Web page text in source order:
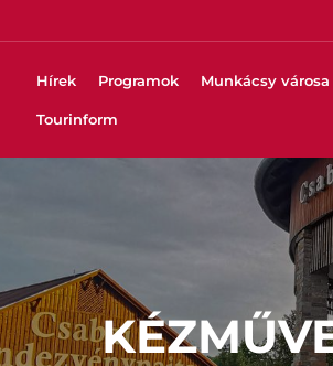
Hírek Programok Munkácsy városa
Tourinform